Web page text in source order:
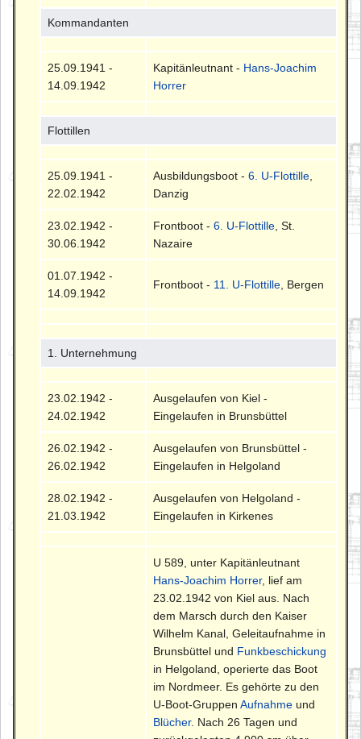
Kommandanten
25.09.1941 -
14.09.1942
Kapitänleutnant - Hans-Joachim
Horrer
Flottillen
25.09.1941 -
22.02.1942
Ausbildungsboot -6. U-Flottille
Danzig
23.02.1942 -
30.06.1942
Frontboot -6. U-Flottille , St.
Nazaire
01.07.1942 -
14.09.1942
Frontboot - 11. U-Flottille , Bergen
1. Unternehmung
23.02.1942 -
24.02.1942
Ausgelaufen von Kiel -
Eingelaufen in Brunsbüttel
26.02.1942 -
26.02.1942
Ausgelaufen von Brunsbüttel -
Eingelaufen in Helgoland
28.02.1942 -
21.03.1942
Ausgelaufen von Helgoland -
Eingelaufen in Kirkenes
U 589, unter Kapitänleutnant
Hans-Joachim Horrer, lief am
23.02.1942 von Kiel aus. Nach
dem Marsch durch den Kaiser
Wilhelm Kanal, Geleitaufnahme in
Brunsbüttel und Funkbeschickung
in Helgoland, operierte das Boot
im Nordmeer. Es gehörte zu den
U-Boot-GruppenAufnahme und
Blücher. Nach 26 Tagen und